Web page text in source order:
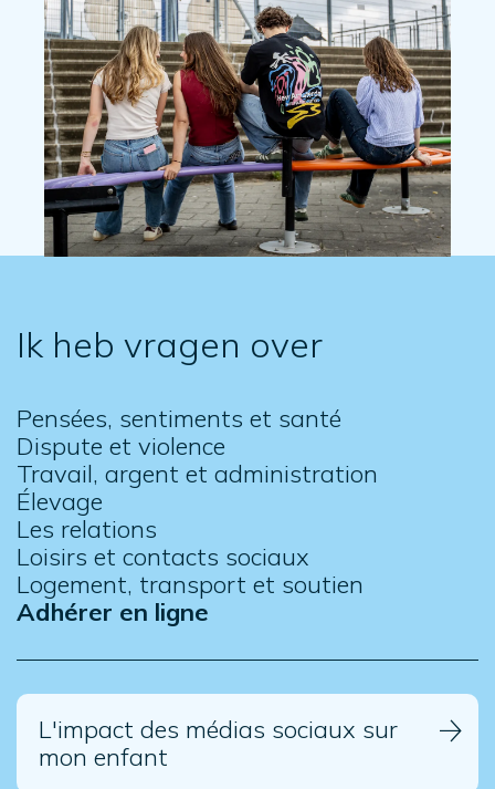
Ik heb vragen over
Pensées, sentiments et santé
Dispute et violence
Travail, argent et administration
Élevage
Les relations
Loisirs et contacts sociaux
Logement, transport et soutien
Adhérer en ligne
L'impact des médias sociaux sur
mon enfant